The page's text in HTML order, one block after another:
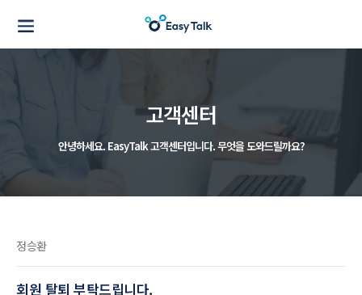
고객센터
안녕하세요. EasyTalk 고객센터입니다.무엇을 도와드릴까요?
정승환
회원 탈퇴 부탁드립니다.